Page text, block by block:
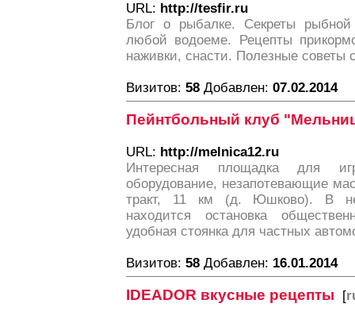
URL: http://tesfir.ru
Блог о рыбалке. Секреты
любой водоеме. Рецепты
наживки, снасти. Полезные советы
Визитов: 58 Добавлен: 07.02.2014
Пейнтбольный клуб
URL: http://melnica12.ru
Интересная площадка для
оборудование, незапотевающие
тракт, 11 км (д. Юшково). В
находится остановка
удобная стоянка для частных
Визитов: 58 Добавлен: 16.01.2014
IDEADOR вкусные рецепты [